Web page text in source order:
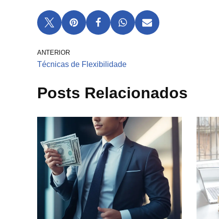
ANTERIOR
Técnicas de Flexibilidade
Posts Relacionados